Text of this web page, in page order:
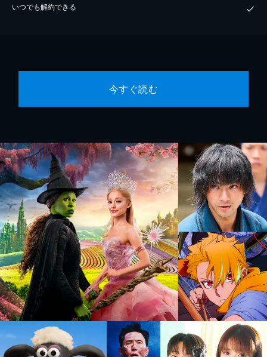
いつでも解約できる
今すぐ読む